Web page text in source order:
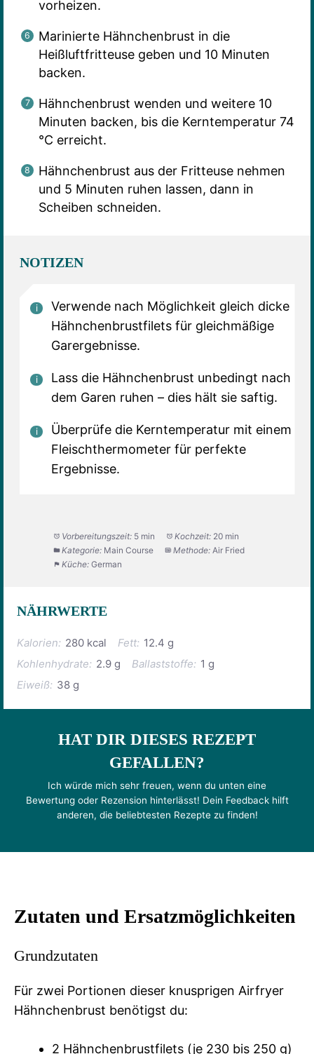
vorheizen.
Marinierte Hähnchenbrust in die
Heißluftfritteuse geben und 10 Minuten
backen.
Hähnchenbrust wenden und weitere 10
Minuten backen, bis die Kerntemperatur 74
°C erreicht.
Hähnchenbrust aus der Fritteuse nehmen
und 5 Minuten ruhen lassen, dann in
Scheiben schneiden.
NOTIZEN
Verwende nach Möglichkeit gleich dicke
Hähnchenbrustfilets für gleichmäßige
Garergebnisse.
Lass die Hähnchenbrust unbedingt nach
dem Garen ruhen – dies hält sie saftig.
Überprüfe die Kerntemperatur mit einem
Fleischthermometer für perfekte
Ergebnisse.
Vorbereitungszeit: 5 min Kochzeit: 20 min
Kategorie: Main Course Methode: Air Fried
Küche: German
NÄHRWERTE
Kalorien: 280 kcal Fett: 12.4 g
Kohlenhydrate: 2.9 g Ballaststoffe: 1 g
Eiweiß: 38 g
HAT DIR DIESES REZEPT
GEFALLEN?
Ich würde mich sehr freuen, wenn du unten eine
Bewertung oder Rezension hinterlässt! Dein Feedback hilft
anderen, die beliebtesten Rezepte zu finden!
Zutaten und Ersatzmöglichkeiten
Grundzutaten
Für zwei Portionen dieser knusprigen Airfryer
Hähnchenbrust benötigst du:
2 Hähnchenbrustfilets (je 230 bis 250 g)